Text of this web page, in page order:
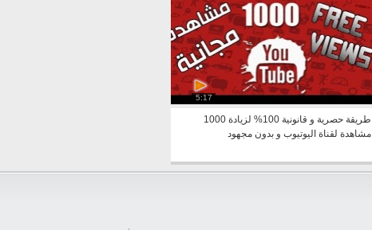
5:17
طريقة حصرية و قانونية 100% لزيادة 1000
مشاهدة لقناة اليوتيوب و بدون مجهود